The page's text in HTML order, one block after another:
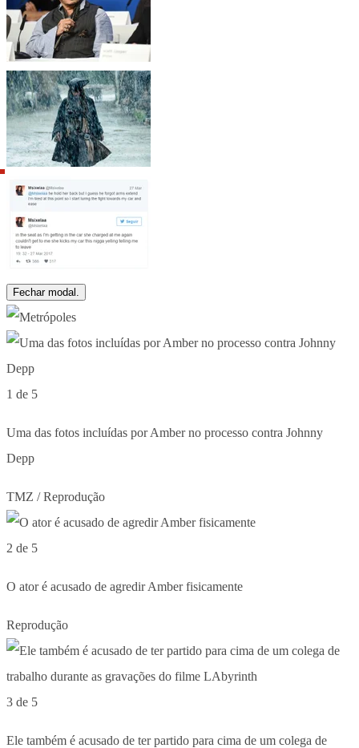
Fechar modal.
1 de 5
Uma das fotos incluídas por Amber no processo contra Johnny
Depp
TMZ / Reprodução
2 de 5
O ator é acusado de agredir Amber fisicamente
Reprodução
3 de 5
Ele também é acusado de ter partido para cima de um colega de